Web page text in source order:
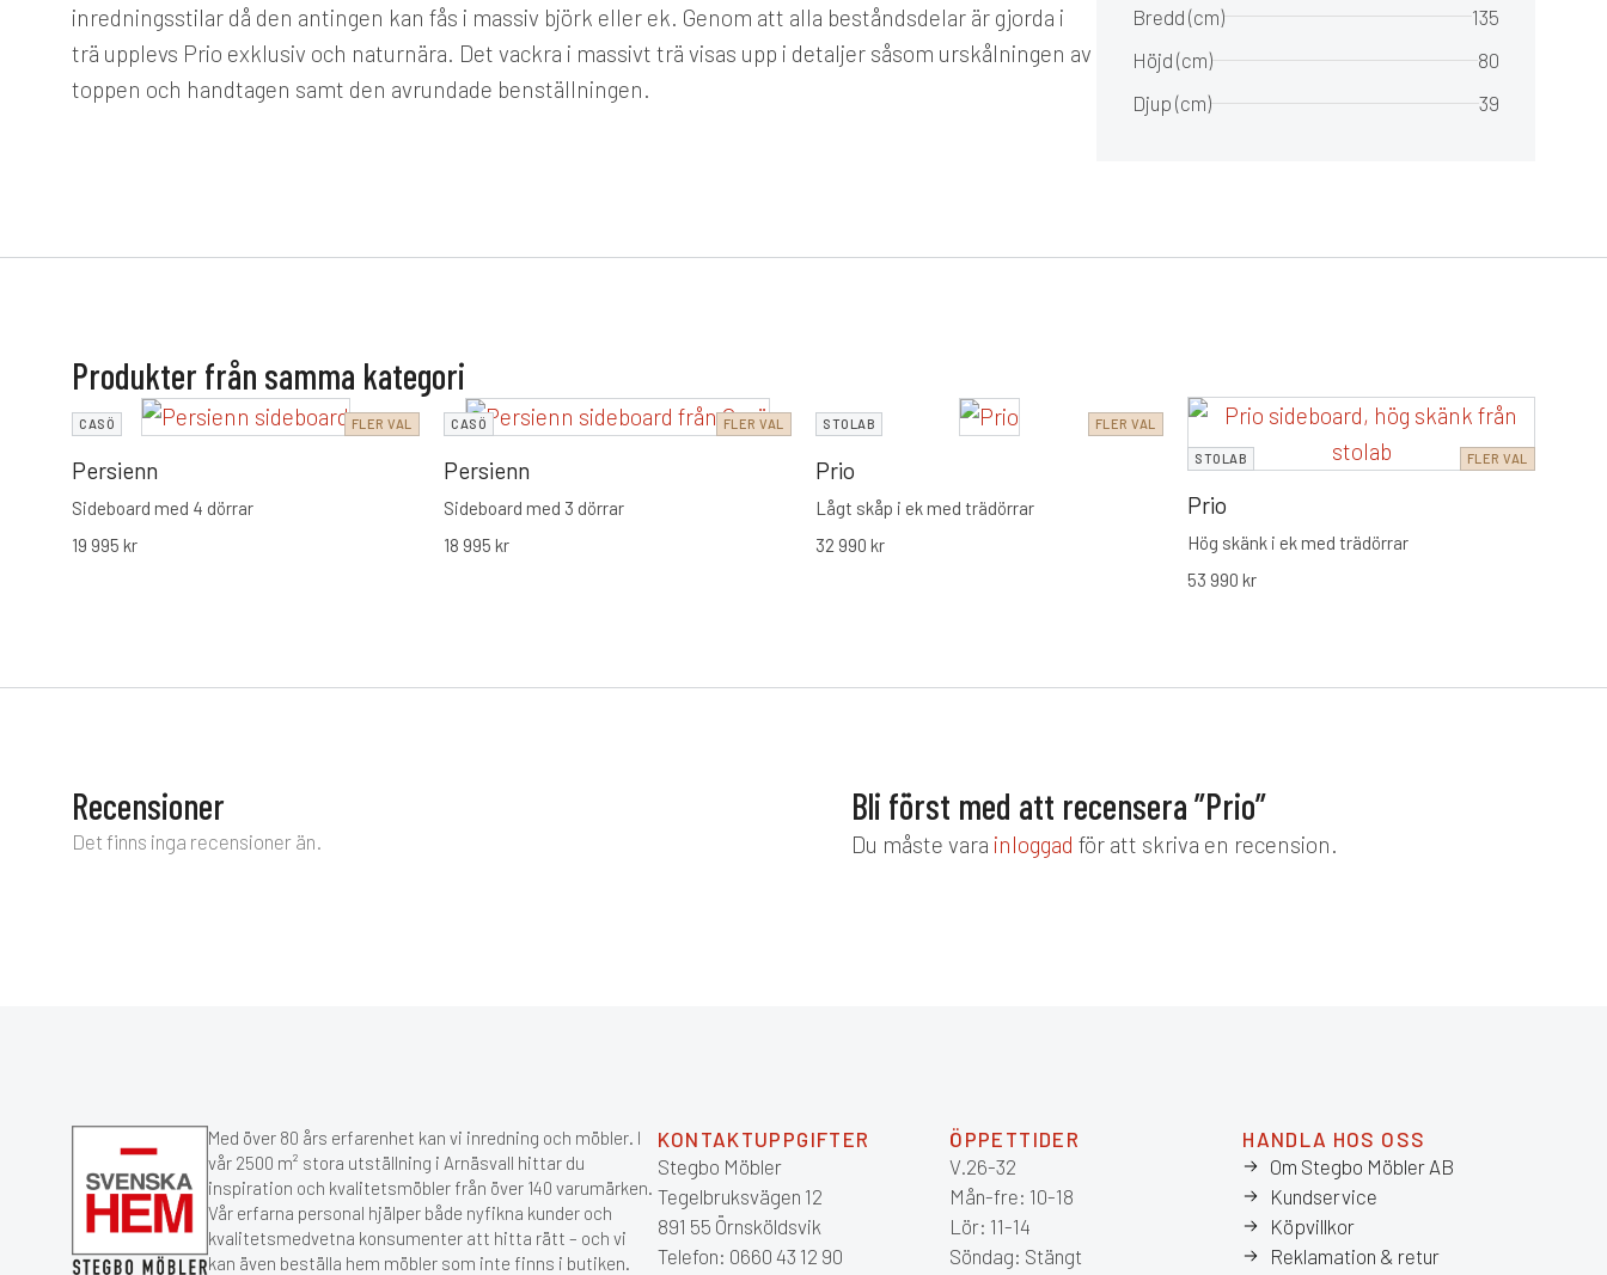
inredningsstilar då den antingen kan fås i massiv björk eller ek. Genom att alla beståndsdelar är gjorda i
trä upplevs Prio exklusiv och naturnära. Det vackra i massivt trä visas upp i detaljer såsom urskålningen av
toppen och handtagen samt den avrundade benställningen.
Bredd (cm)
135
Höjd (cm)
80
Djup (cm)
39
Produkter från samma kategori
CASÖ FLER VAL
Persienn
Sideboard med 4 dörrar
19 995 kr
CASÖ FLER VAL
Persienn
Sideboard med 3 dörrar
18 995 kr
STOLAB FLER VAL
Prio
Lågt skåp i ek med trädörrar
32 990 kr
STOLAB FLER VAL
Prio
Hög skänk i ek med trädörrar
53 990 kr
Recensioner
Det finns inga recensioner än.
Bli först med att recensera ”Prio”
Du måste vara inloggad för att skriva en recension.
Med över 80 års erfarenhet kan vi inredning och möbler. I
vår 2500 m² stora utställning i Arnäsvall hittar du
inspiration och kvalitetsmöbler från över 140 varumärken.
Vår erfarna personal hjälper både nyfikna kunder och
kvalitetsmedvetna konsumenter att hitta rätt – och vi
kan även beställa hem möbler som inte finns i butiken.
KONTAKTUPPGIFTER
Stegbo Möbler
Tegelbruksvägen 12
891 55 Örnsköldsvik
Telefon: 0660 43 12 90
ÖPPETTIDER
V.26-32
Mån-fre: 10-18
Lör: 11-14
Söndag: Stängt
HANDLA HOS OSS
Om Stegbo Möbler AB
Kundservice
Köpvillkor
Reklamation & retur